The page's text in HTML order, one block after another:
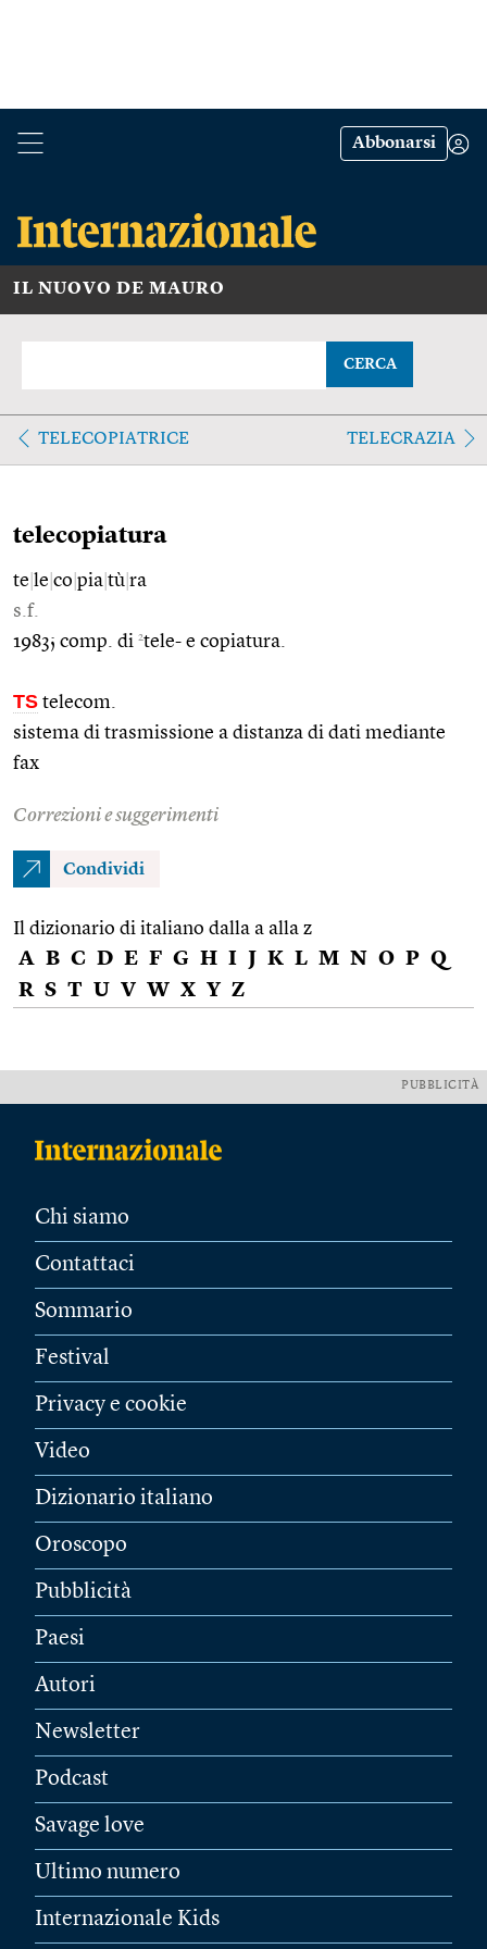
Abbonarsi
IL NUOVO DE MAURO
CERCA
TELECOPIATRICE TELECRAZIA
telecopiatura
te le co pia tù ra
s.f.
1983; comp. di 2tele- e copiatura.
TS telecom.
sistema di trasmissione a distanza di dati mediante
fax
Correzioni e suggerimenti
Condividi
Il dizionario di italiano dalla a alla z
A B C D E F G H I J K L M N O P Q
R S T U V W X Y Z
PUBBLICITÀ
Chi siamo
Contattaci
Sommario
Festival
Privacy e cookie
Video
Dizionario italiano
Oroscopo
Pubblicità
Paesi
Autori
Newsletter
Podcast
Savage love
Ultimo numero
Internazionale Kids